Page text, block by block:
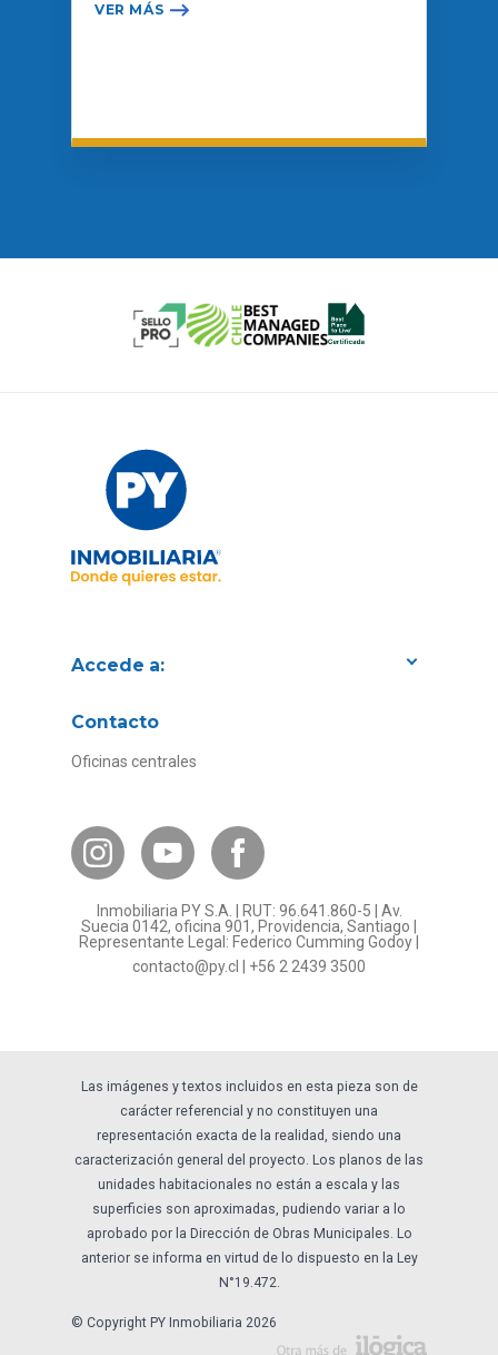
VER MÁS
Accede a:
Bases Legales
¿Por qué invertir en PY?
Preguntas frecuentes
Formulario Referidos PY
Términos y Condiciones
Contacto
Oficinas centrales
Inmobiliaria PY S.A. | RUT: 96.641.860-5 | Av.
Suecia 0142, oficina 901, Providencia, Santiago |
Representante Legal: Federico Cumming Godoy |
contacto@py.cl
+56 2 2439 3500
Las imágenes y textos incluidos en esta pieza son de
carácter referencial y no constituyen una
representación exacta de la realidad, siendo una
caracterización general del proyecto. Los planos de las
unidades habitacionales no están a escala y las
superficies son aproximadas, pudiendo variar a lo
aprobado por la Dirección de Obras Municipales. Lo
anterior se informa en virtud de lo dispuesto en la Ley
N°19.472.
© Copyright PY Inmobiliaria 2026